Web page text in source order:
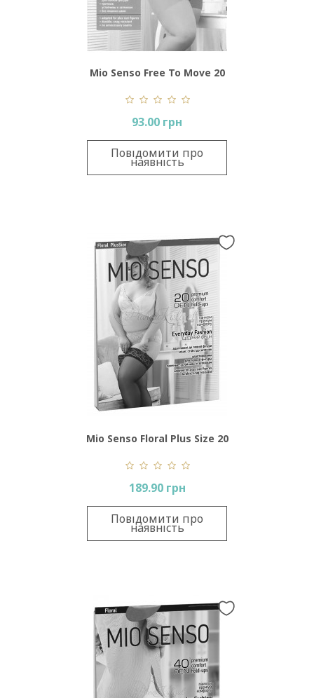
Mio Senso Free To Move 20
Den Plus Size
93.00 грн
Повідомити про
наявність
Mio Senso Floral Plus Size 20
Den
189.90 грн
Повідомити про
наявність